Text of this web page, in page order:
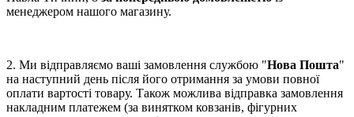
менеджером нашого магазину.
2. Ми відправляємо ваші замовлення службою "Нова Пошта"
на наступний день після його отримання за умови повної
оплати вартості товару. Також можлива відправка замовлення
накладним платежем (за винятком ковзанів, фігурних